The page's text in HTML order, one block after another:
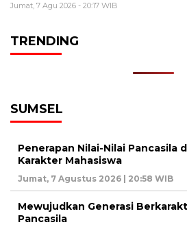
Jumat, 7 Agu 2026 - 20:17 WIB
TRENDING
SUMSEL
Penerapan Nilai-Nilai Pancasila
Karakter Mahasiswa
Jumat, 7 Agustus 2026 | 20:58 WIB
Mewujudkan Generasi
Pancasila